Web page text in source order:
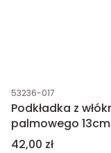
Kod produktu
53236-017
Podkładka z
palmowego 13cm
Cena
42,00 zł